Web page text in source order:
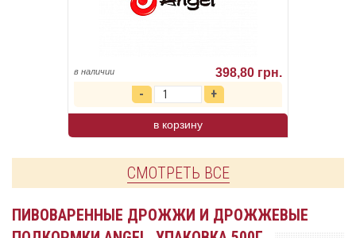
в наличии 398,80 грн.
в корзину
СМОТРЕТЬ ВСЕ
ПИВОВАРЕННЫЕ ДРОЖЖИ И ДРОЖЖЕВЫЕ